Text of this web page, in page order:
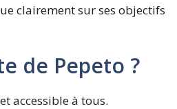
clairement sur ses objectifs
de Pepeto ?
accessible à tous.